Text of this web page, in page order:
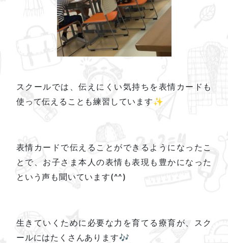
スクールでは、伝えにくい気持ちを表情カードも
使って伝えることも練習しています✨
表情カードで伝えることができるようになったこ
とで、お子さま本人の表情も表現も豊かになった
という声も聞いています(^^)
生きていくために必要な力を育てる療育が、スク
ールにはたくさんあります🎶